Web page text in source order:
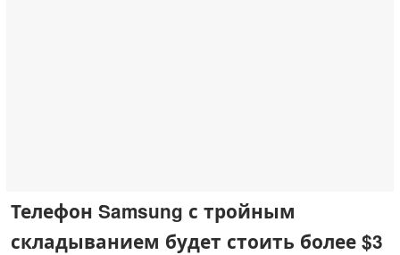
Телефон Samsung с тройным
складыванием будет стоить более $3